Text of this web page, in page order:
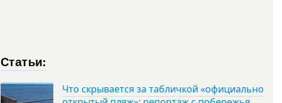
Статьи:
Что скрывается за табличкой «официально